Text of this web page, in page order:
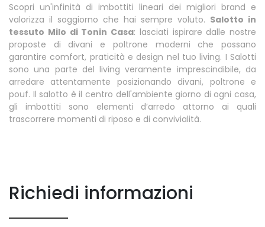
Scopri un'infinità di imbottiti lineari dei migliori brand e
valorizza il soggiorno che hai sempre voluto. Salotto in
tessuto Milo di Tonin Casa: lasciati ispirare dalle nostre
proposte di divani e poltrone moderni che possano
garantire comfort, praticità e design nel tuo living. I Salotti
sono una parte del living veramente imprescindibile, da
arredare attentamente posizionando divani, poltrone e
pouf. Il salotto è il centro dell'ambiente giorno di ogni casa,
gli imbottiti sono elementi d’arredo attorno ai quali
trascorrere momenti di riposo e di convivialità.
Richiedi informazioni